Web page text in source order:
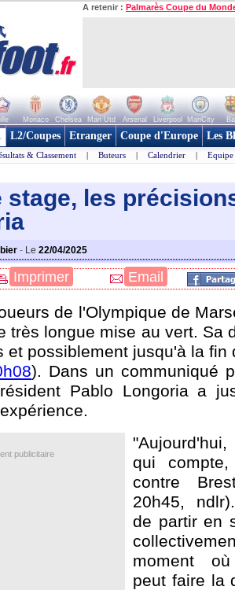
A retenir : Palmarès Coupe du
Monaco Chelsea Man Utd Arsenal Liverpool ManCity
L2/Coupes Etranger Coupe d'Europe Les
& Classement | Buteurs | Calendrier | Equipe
stage, les
- Le 22/04/2025
Imprimer Email
de l'Olympique de
très longue mise au vert. Sa
et possiblement jusqu'à la fin
). Dans un communiqué
Pablo Longoria a
publicitaire
qui
contre
20h45,
de partir en
moment
peut faire la